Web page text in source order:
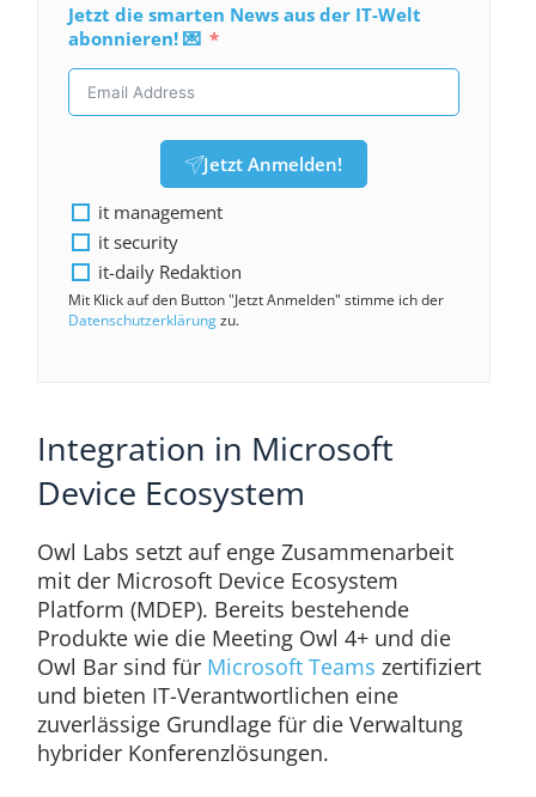
Jetzt die smarten News aus der IT-Welt
abonnieren! 💌
Jetzt Anmelden!
it management
it security
it-daily Redaktion
Mit Klick auf den Button "Jetzt Anmelden" stimme ich der
Datenschutzerklärungzu.
Integration in Microsoft
Device Ecosystem
Owl Labs setzt auf enge Zusammenarbeit
mit der Microsoft Device Ecosystem
Platform (MDEP). Bereits bestehende
Produkte wie die Meeting Owl 4+ und die
Owl Bar sind für Microsoft Teams zertifiziert
und bieten IT-Verantwortlichen eine
zuverlässige Grundlage für die Verwaltung
hybrider Konferenzlösungen.